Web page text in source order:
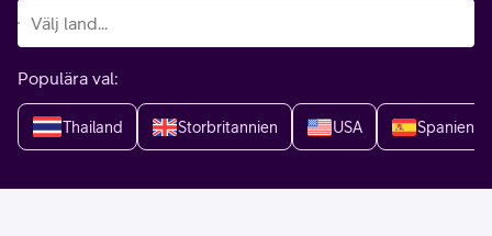
Populära val:
Thailand Storbritannien USA Spanien